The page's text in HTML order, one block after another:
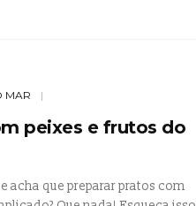
MAR
peixes e frutos do
acha que preparar pratos com